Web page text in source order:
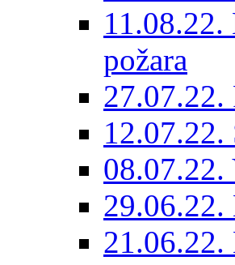
požara
27.07.22.
29.06.22.
21.06.22.